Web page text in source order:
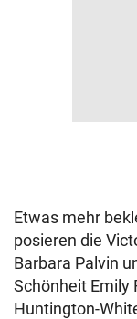
Etwas mehr
posieren die
Barbara Palvin
Schönheit Emily
Huntington-